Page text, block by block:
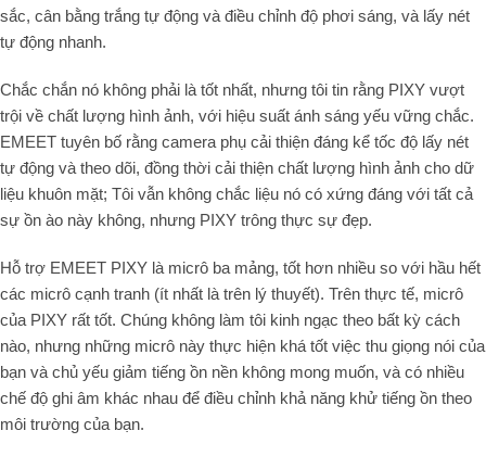
sắc, cân bằng trắng tự động và điều chỉnh độ phơi sáng, và lấy nét
tự động nhanh.
Chắc chắn nó không phải là tốt nhất, nhưng tôi tin rằng PIXY vượt
trội về chất lượng hình ảnh, với hiệu suất ánh sáng yếu vững chắc.
EMEET tuyên bố rằng camera phụ cải thiện đáng kể tốc độ lấy nét
tự động và theo dõi, đồng thời cải thiện chất lượng hình ảnh cho dữ
liệu khuôn mặt; Tôi vẫn không chắc liệu nó có xứng đáng với tất cả
sự ồn ào này không, nhưng PIXY trông thực sự đẹp.
Hỗ trợ EMEET PIXY là micrô ba mảng, tốt hơn nhiều so với hầu hết
các micrô cạnh tranh (ít nhất là trên lý thuyết). Trên thực tế, micrô
của PIXY rất tốt. Chúng không làm tôi kinh ngạc theo bất kỳ cách
nào, nhưng những micrô này thực hiện khá tốt việc thu giọng nói của
bạn và chủ yếu giảm tiếng ồn nền không mong muốn, và có nhiều
chế độ ghi âm khác nhau để điều chỉnh khả năng khử tiếng ồn theo
môi trường của bạn.